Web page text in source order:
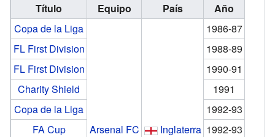
Título Equipo País
Año
Copa de la Liga
Arsenal FC Inglaterra
1986-87
FL First Division
1988-89
FL First Division
1990-91
Charity Shield
1991
Copa de la Liga
1992-93
FA Cup
1992-93